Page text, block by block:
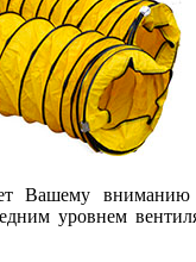
Вашему вниманию
уровнем